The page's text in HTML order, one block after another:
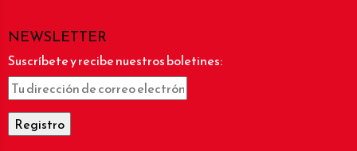
NEWSLETTER
Suscríbete y recibe nuestros boletines: